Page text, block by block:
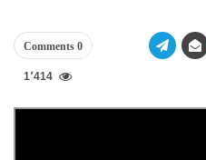
0 Comments
1٬414